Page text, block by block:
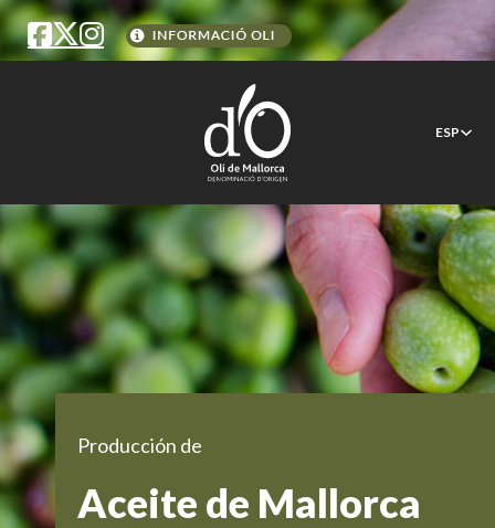
ESP
Producción de
Aceite de Mallorca